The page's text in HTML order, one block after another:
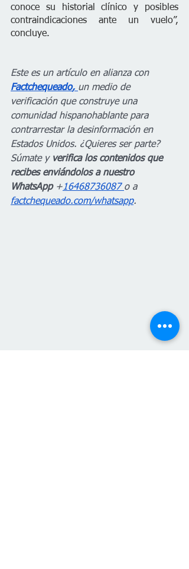
conoce su historial clínico y posibles
contraindicaciones ante un vuelo”,
concluye.
Este es un artículo en alianza con
Factchequeado, un medio de
verificación que construye una
comunidad hispanohablante para
contrarrestar la desinformación en
Estados Unidos. ¿Quieres ser parte?
Súmate y verifica los contenidos que
recibes enviándolos a nuestro
WhatsApp +16468736087 o a
factchequeado.com/whatsapp.